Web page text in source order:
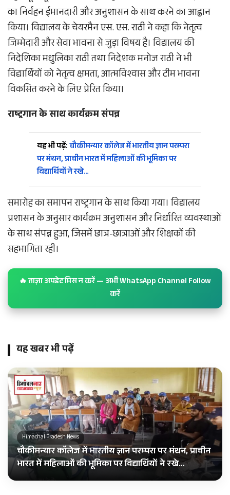
का निर्वहन ईमानदारी और अनुशासन के साथ करने का आह्वान
किया। विद्यालय के चेयरमैन एस. एस. राठी ने कहा कि नेतृत्व
जिम्मेदारी और सेवा भावना से जुड़ा विषय है। विद्यालय की
निदेशिका मधुलिका राठी तथा निदेशक मनोज राठी ने भी
विद्यार्थियों को नेतृत्व क्षमता, आत्मविश्वास और टीम भावना
विकसित करने के लिए प्रेरित किया।
राष्ट्रगान के साथ कार्यक्रम संपन्न
यह भी पढ़ें:चौकीमन्यार कॉलेज में भारतीय ज्ञान परम्परा
पर मंथन, प्राचीन भारत में महिलाओं की भूमिका पर
विद्यार्थियों ने रखे…
समारोह का समापन राष्ट्रगान के साथ किया गया। विद्यालय
प्रशासन के अनुसार कार्यक्रम अनुशासन और निर्धारित व्यवस्थाओं
के साथ संपन्न हुआ, जिसमें छात्र-छात्राओं और शिक्षकों की
सहभागिता रही।
🔥 ताज़ा अपडेट मिस न करें — अभी WhatsApp Channel Follow
करें
यह खबर भी पढ़ें
Himachal Pradesh News
चौकीमन्यार कॉलेज में भारतीय ज्ञान परम्परा पर मंथन, प्राचीन
भारत में महिलाओं की भूमिका पर विद्यार्थियों ने रखे…